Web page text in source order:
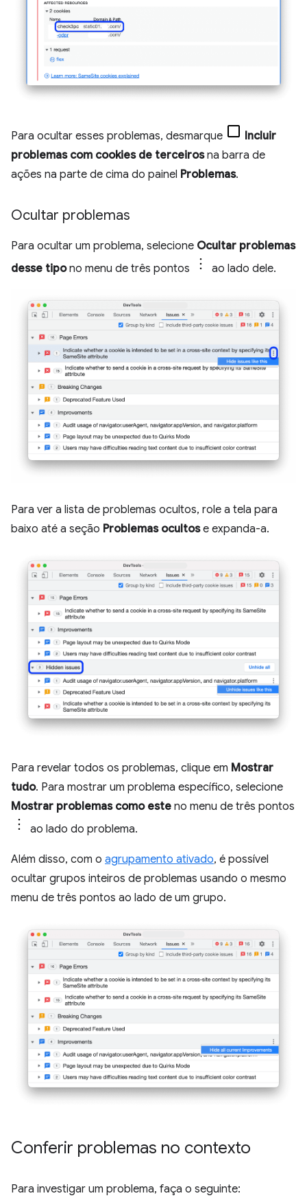
Para ocultar esses problemas, desmarque
Incluir
problemas com cookies de terceirosna barra de
ações na parte de cima do painel Problemas.
Ocultar problemas
Para ocultar um problema, selecione Ocultar problemas
desse tipono menu de três pontos ao lado dele.
Para ver a lista de problemas ocultos, role a tela para
baixo até a seção Problemas ocultose expanda-a.
Para revelar todos os problemas, clique em Mostrar
tudo. Para mostrar um problema específico, selecione
Mostrar problemas como este no menu de três pontos
ao lado do problema.
Além disso, com o agrupamento ativado, é possível
ocultar grupos inteiros de problemas usando o mesmo
menu de três pontos ao lado de um grupo.
Conferir problemas no contexto
Para investigar um problema, faça o seguinte: